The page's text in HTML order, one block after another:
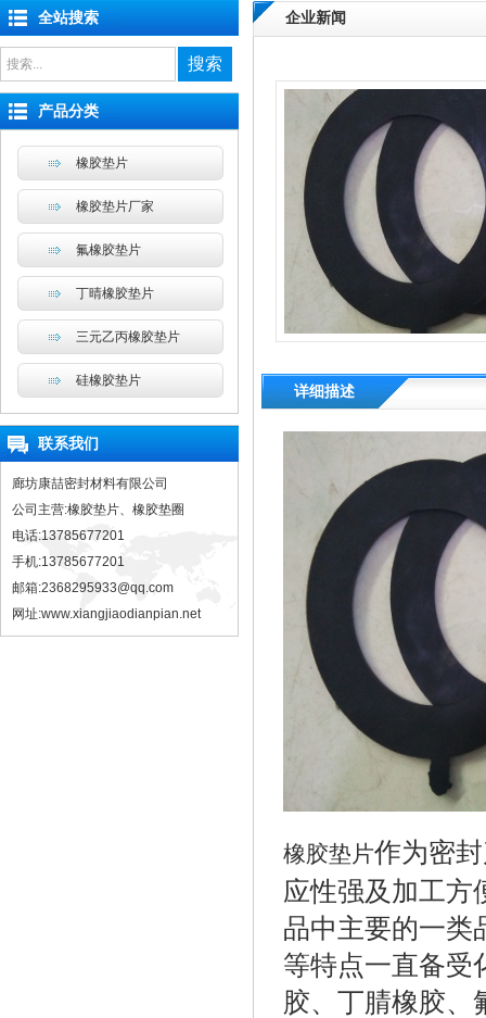
企业新闻
详细描述
橡胶垫片作为密
应性强及加工方
品中主要的一类
等特点一直备受
胶、丁腈橡胶、
全站搜索
搜索
产品分类
橡胶垫片
橡胶垫片厂家
氟橡胶垫片
丁晴橡胶垫片
三元乙丙橡胶垫片
硅橡胶垫片
联系我们
廊坊康喆密封材料有限公司
公司主营:橡胶垫片、橡胶垫圈
电话:13785677201
手机:13785677201
邮箱:2368295933@qq.com
网址:www.xiangjiaodianpian.net